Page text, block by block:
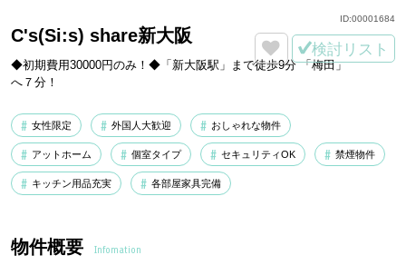
C's(Si:s) share新大阪
◆初期費用30000円のみ！◆「新大阪駅」まで徒歩9分 「梅田」
へ７分！
検討リスト
女性限定 外国人大歓迎 おしゃれな物件
アットホーム 個室タイプ セキュリティOK 禁煙物件
キッチン用品充実 各部屋家具完備
ID:00001684
物件概要 Infomation